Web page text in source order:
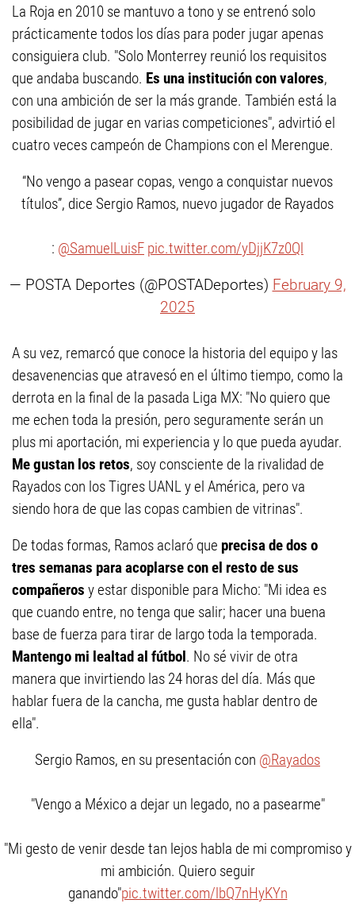
La Roja en 2010 se mantuvo a tono y se entrenó solo
prácticamente todos los días para poder jugar apenas
consiguiera club. "Solo Monterrey reunió los requisitos
que andaba buscando. Es una institución con valores,
con una ambición de ser la más grande. También está la
posibilidad de jugar en varias competiciones", advirtió el
cuatro veces campeón de Champions con el Merengue.
“No vengo a pasear copas, vengo a conquistar nuevos
títulos”, dice Sergio Ramos, nuevo jugador de Rayados
: @SamuelLuisF pic.twitter.com/yDjjK7z0Ql
— POSTA Deportes (@POSTADeportes) February 9,
2025
A su vez, remarcó que conoce la historia del equipo y las
desavenencias que atravesó en el último tiempo, como la
derrota en la final de la pasada Liga MX: "No quiero que
me echen toda la presión, pero seguramente serán un
plus mi aportación, mi experiencia y lo que pueda ayudar.
Me gustan los retos, soy consciente de la rivalidad de
Rayados con los Tigres UANL y el América, pero va
siendo hora de que las copas cambien de vitrinas".
De todas formas, Ramos aclaró que precisa de dos o
tres semanas para acoplarse con el resto de sus
compañeros y estar disponible para Micho: "Mi idea es
que cuando entre, no tenga que salir; hacer una buena
base de fuerza para tirar de largo toda la temporada.
Mantengo mi lealtad al fútbol. No sé vivir de otra
manera que invirtiendo las 24 horas del día. Más que
hablar fuera de la cancha, me gusta hablar dentro de
ella".
Sergio Ramos, en su presentación con @Rayados
"Vengo a México a dejar un legado, no a pasearme"
"Mi gesto de venir desde tan lejos habla de mi compromiso y
mi ambición. Quiero seguir
ganando"pic.twitter.com/lbQ7nHyKYn